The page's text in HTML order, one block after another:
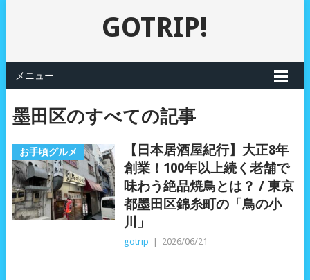
GOTRIP!
メニュー
墨田区のすべての記事
お手頃グルメ
【日本居酒屋紀行】大正8年
創業！100年以上続く老舗で
味わう絶品焼鳥とは？ / 東京
都墨田区錦糸町の「鳥の小
川」
gotrip 2026/06/21